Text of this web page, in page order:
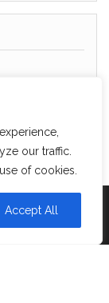
our traffic.
of cookies.
Accept All
Head Blog